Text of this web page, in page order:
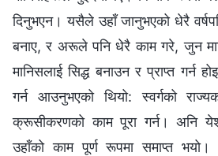
दिनुभएन। यसैले उहाँ जानुभएको धेरै
बनाए, र अरूले पनि धेरै काम गरे, जुन
मानिसलाई सिद्ध बनाउन र प्राप्त गर्न
गर्न आउनुभएको थियो: स्वर्गको
क्रूसीकरणको काम पूरा गर्न। अनि
उहाँको काम पूर्ण रूपमा समाप्त